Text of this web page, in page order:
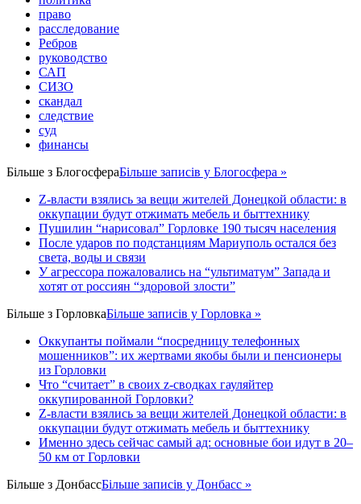
право
расследование
Ребров
руководство
САП
СИЗО
скандал
следствие
суд
финансы
Більше з БлогосфераБільше записів у Блогосфера »
Z-власти взялись за вещи жителей Донецкой области: в
оккупации будут отжимать мебель и быттехнику
Пушилин “нарисовал” Горловке 190 тысяч населения
После ударов по подстанциям Мариуполь остался без
света, воды и связи
У агрессора пожаловались на “ультиматум” Запада и
хотят от россиян “здоровой злости”
Більше з ГорловкаБільше записів у Горловка »
Оккупанты поймали “посредницу телефонных
мошенников”: их жертвами якобы были и пенсионеры
из Горловки
Что “считает” в своих z-сводках гауляйтер
оккупированной Горловки?
Z-власти взялись за вещи жителей Донецкой области: в
оккупации будут отжимать мебель и быттехнику
Именно здесь сейчас самый ад: основные бои идут в 20–
50 км от Горловки
Більше з ДонбассБільше записів у Донбасс »